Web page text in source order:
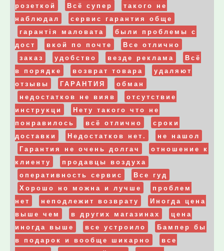
розеткой
Всё супер
такого не
наблюдал
сервис гарантия обще
гарантія маловата
были проблемы с
дост
вкой по почте
Все отлично
заказ
удобство везде реклама
Всё
в порядке
возврат товара
удаляют
отзывы
ГАРАНТИЯ
обман
недостатков не вияв
отсутствие
инструкци
Нету такого что не
понравилось
всё отлично
сроки
доставки
Недостатков нет.
не нашол
Гарантия не очень долгач
отношение к
клиенту
продавцы воздуха
оперативность сервис
Все гуд
Хорошо но можна и лучше
проблем
нет
неподлежит возврату
Иногда цена
выше чем
в других магазинах
цена
иногда выше
все устроило
Бампер бы
в подарок и вообще шикарно
все